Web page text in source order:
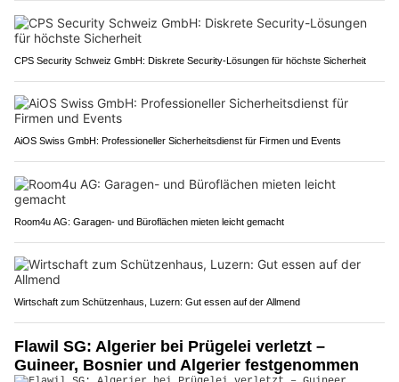
CPS Security Schweiz GmbH: Diskrete Security-Lösungen für höchste Sicherheit
AiOS Swiss GmbH: Professioneller Sicherheitsdienst für Firmen und Events
Room4u AG: Garagen- und Büroflächen mieten leicht gemacht
Wirtschaft zum Schützenhaus, Luzern: Gut essen auf der Allmend
Flawil SG: Algerier bei Prügelei verletzt –
Guineer, Bosnier und Algerier festgenommen